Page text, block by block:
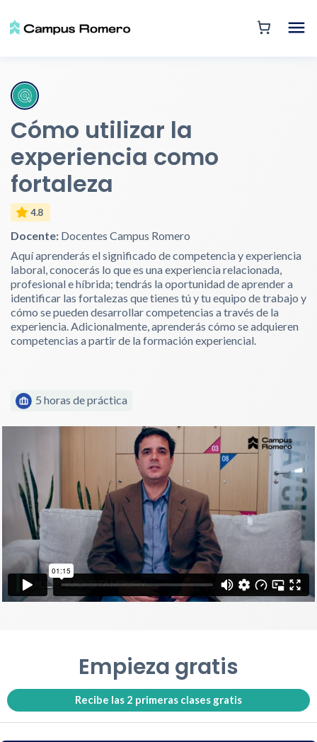
Cómo utilizar la
experiencia como
fortaleza
4.8
Docente: Docentes Campus Romero
Aquí aprenderás el significado de competencia y experiencia
laboral, conocerás lo que es una experiencia relacionada,
profesional e híbrida; tendrás la oportunidad de aprender a
identificar las fortalezas que tienes tú y tu equipo de trabajo y
cómo se pueden desarrollar competencias a través de la
experiencia. Adicionalmente, aprenderás cómo se adquieren
competencias a partir de la formación experiencial.
5 horas de práctica
Empieza gratis
Recibe las 2 primeras clases gratis